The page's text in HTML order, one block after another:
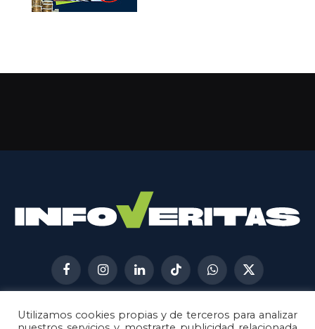
FacebookInstagramLinkedInTikTokWhatsApp
X
(Twitter)
AVISO LEGAL METODOLOGÍA
Utilizamos cookies propias y de terceros para analizar